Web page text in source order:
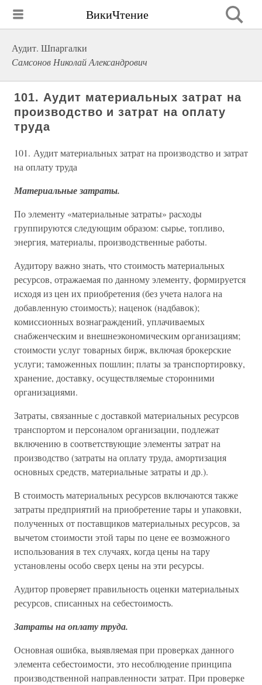
ВикиЧтение
Аудит. Шпаргалки
Самсонов Николай Александрович
101. Аудит материальных затрат на
производство и затрат на оплату
труда
101. Аудит материальных затрат на производство и затрат
на оплату труда
Материальные затраты.
По элементу «материальные затраты» расходы
группируются следующим образом: сырье, топливо,
энергия, материалы, производственные работы.
Аудитору важно знать, что стоимость материальных
ресурсов, отражаемая по данному элементу, формируется
исходя из цен их приобретения (без учета налога на
добавленную стоимость); наценок (надбавок);
комиссионных вознаграждений, уплачиваемых
снабженческим и внешнеэкономическим организациям;
стоимости услуг товарных бирж, включая брокерские
услуги; таможенных пошлин; платы за транспортировку,
хранение, доставку, осуществляемые сторонними
организациями.
Затраты, связанные с доставкой материальных ресурсов
транспортом и персоналом организации, подлежат
включению в соответствующие элементы затрат на
производство (затраты на оплату труда, амортизация
основных средств, материальные затраты и др.).
В стоимость материальных ресурсов включаются также
затраты предприятий на приобретение тары и упаковки,
полученных от поставщиков материальных ресурсов, за
вычетом стоимости этой тары по цене ее возможного
использования в тех случаях, когда цены на тару
установлены особо сверх цены на эти ресурсы.
Аудитор проверяет правильность оценки материальных
ресурсов, списанных на себестоимость.
Затраты на оплату труда.
Основная ошибка, выявляемая при проверках данного
элемента себестоимости, это несоблюдение принципа
производственной направленности затрат. При проверке